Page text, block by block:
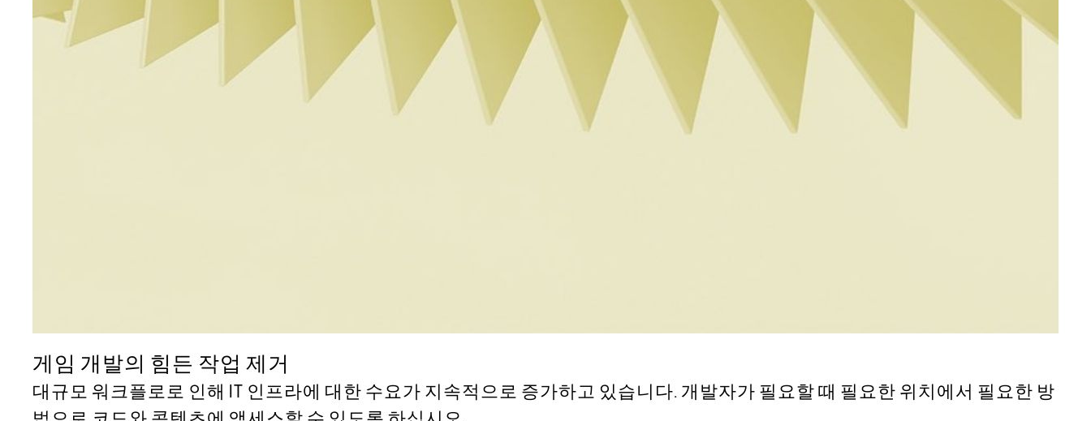
게임 개발의 힘든 작업 제거
대규모 워크플로로 인해 IT 인프라에 대한 수요가 지속적으로 증가하고 있습니다. 개발자가 필요할 때 필요한 위치에서 필요한 방